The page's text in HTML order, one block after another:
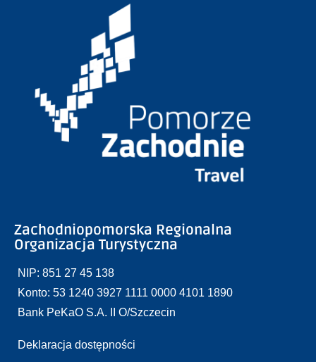
Zachodniopomorska Regionalna
Organizacja Turystyczna
NIP: 851 27 45 138
Konto: 53 1240 3927 1111 0000 4101 1890
Bank PeKaO S.A. II O/Szczecin
Deklaracja dostępności